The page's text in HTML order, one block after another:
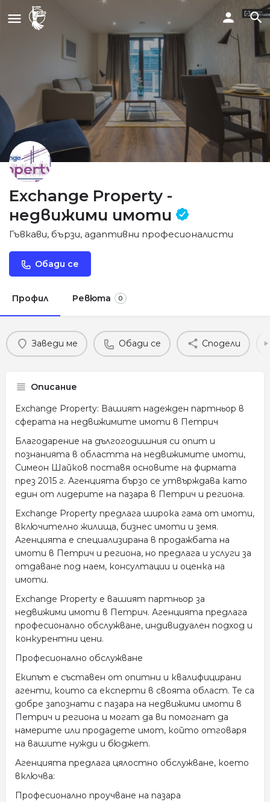
Exchange Property -
недвижими имоти
Гъвкави, бързи, адаптивни професионалисти
Обади се
Профил Ревюта 0
Заведи ме Обади се Сподели
Описание
Exchange Property: Вашият надежден партньор в
сферата на недвижимите имоти в Петрич
Благодарение на дългогодишния си опит и
познанията в областта на недвижимите имоти,
Симеон Шайков поставя основите на фирмата
през 2015 г. Агенцията бързо се утвърждава като
един от лидерите на пазара в Петрич и региона.
Exchange Property предлага широка гама от имоти,
включително жилища, бизнес имоти и земя.
Агенцията е специализирана в продажбата на
имоти в Петрич и региона, но предлага и услуги за
отдаване под наем, консултации и оценка на
имоти.
Exchange Property е вашият партньор за
недвижими имоти в Петрич. Агенцията предлага
професионално обслужване, индивидуален подход и
конкурентни цени.
Професионално обслужване
Екипът е съставен от опитни и квалифицирани
агенти, които са експерти в своята област. Те са
добре запознати с пазара на недвижими имоти в
Петрич и региона и могат да ви помогнат да
намерите или продадете имот, който отговаря
на вашите нужди и бюджет.
Агенцията предлага цялостно обслужване, което
включва:
Професионално проучване на пазара